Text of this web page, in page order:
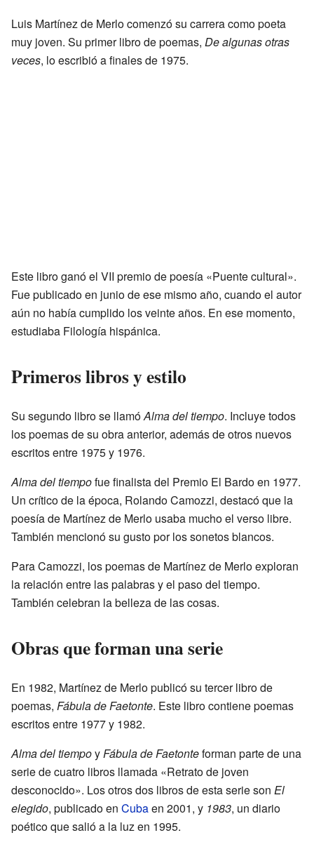
Luis Martínez de Merlo comenzó su carrera como poeta
muy joven. Su primer libro de poemas, De algunas otras
veces, lo escribió a finales de 1975.
Este libro ganó el VII premio de poesía «Puente cultural».
Fue publicado en junio de ese mismo año, cuando el autor
aún no había cumplido los veinte años. En ese momento,
estudiaba Filología hispánica.
Primeros libros y estilo
Su segundo libro se llamóAlma del tiempo. Incluye todos
los poemas de su obra anterior, además de otros nuevos
escritos entre 1975 y 1976.
Alma del tiempofue finalista del Premio El Bardo en 1977.
Un crítico de la época, Rolando Camozzi, destacó que la
poesía de Martínez de Merlo usaba mucho el verso libre.
También mencionó su gusto por los sonetos blancos.
Para Camozzi, los poemas de Martínez de Merlo exploran
la relación entre las palabras y el paso del tiempo.
También celebran la belleza de las cosas.
Obras que forman una serie
En 1982, Martínez de Merlo publicó su tercer libro de
poemas, Fábula de Faetonte. Este libro contiene poemas
escritos entre 1977 y 1982.
Alma del tiempoyFábula de Faetonteforman parte de una
serie de cuatro libros llamada «Retrato de joven
desconocido». Los otros dos libros de esta serie son El
elegido, publicado en Cubaen 2001, y 1983, un diario
poético que salió a la luz en 1995.